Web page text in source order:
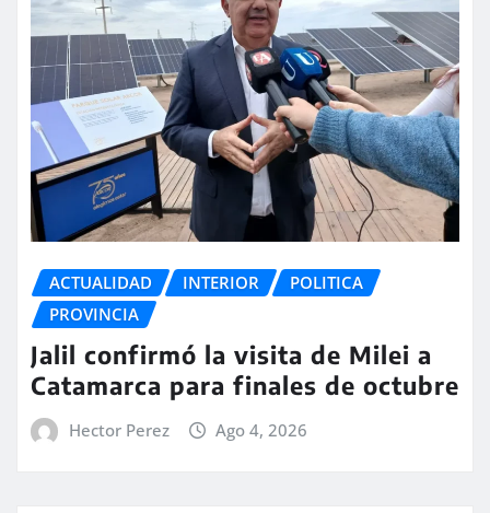
ACTUALIDAD INTERIOR
POLITICA
PROVINCIA
Jalil confirmó la visita de Milei a
Catamarca para finales de octubre
Hector Perez Ago 4, 2026